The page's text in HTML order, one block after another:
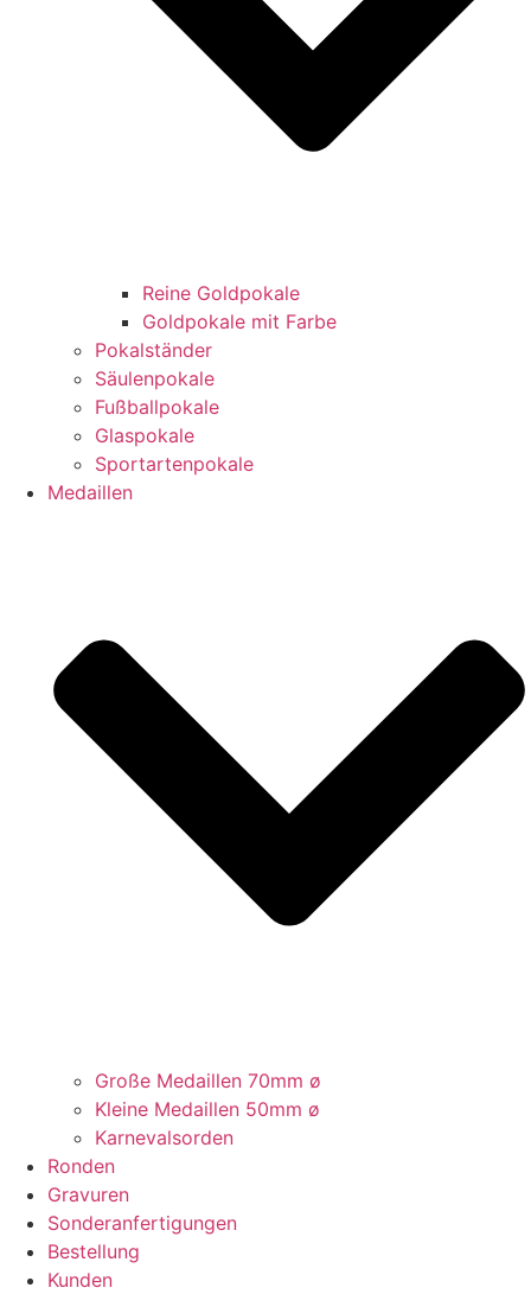
Reine Goldpokale
Goldpokale mit Farbe
Pokalständer
Säulenpokale
Fußballpokale
Glaspokale
Sportartenpokale
Medaillen
Große Medaillen 70mm ø
Kleine Medaillen 50mm ø
Karnevalsorden
Ronden
Gravuren
Sonderanfertigungen
Bestellung
Kunden